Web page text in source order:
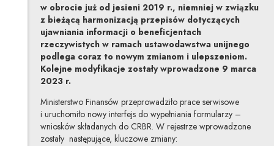
w obrocie już od jesieni 2019 r., niemniej w związku
z bieżącą harmonizacją przepisów dotyczących
ujawniania informacji o beneficjentach
rzeczywistych w ramach ustawodawstwa unijnego
podlega coraz to nowym zmianom i ulepszeniom.
Kolejne modyfikacje zostały wprowadzone 9 marca
2023 r.
Ministerstwo Finansów przeprowadziło prace serwisowe
i uruchomiło nowy interfejs do wypełniania formularzy –
wniosków składanych do CRBR. W rejestrze wprowadzone
zostały następujące, kluczowe zmiany: